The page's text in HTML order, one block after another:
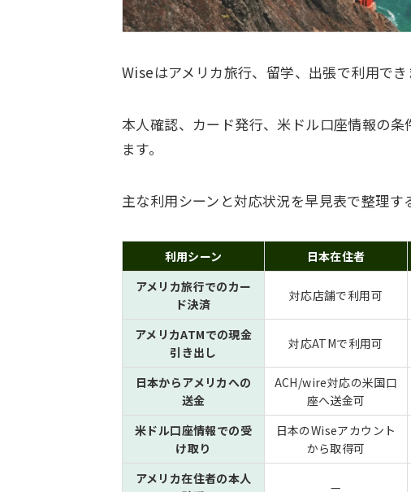
Wiseはアメリカ旅行、留学、出張で利用でき
本人確認、カード発行、米ドル口座情報の
ます。
主な利用シーンと対応状況を早見表で整理す
利用シーン 日本在住者
アメリカ旅行でのカー
ド決済
対応店舗で利用可
アメリカATMでの現金
引き出し
対応ATMで利用可
日本からアメリカへの
送金
ACH/wire対応の米国口
座へ送金可
米ドル口座情報での受
け取り
日本のWiseアカウント
から取得可
アメリカ在住者の本人
—